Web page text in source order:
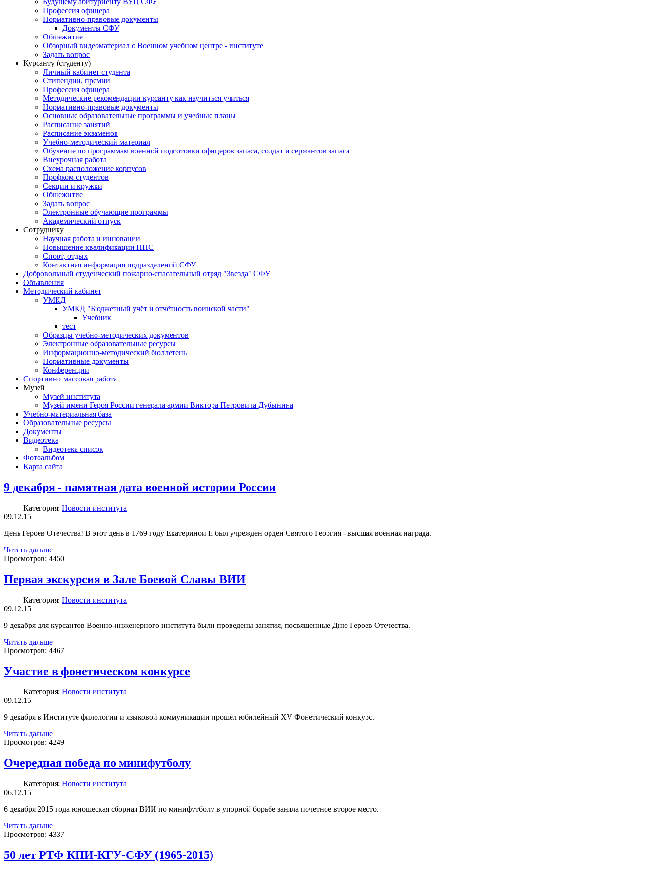
Будущему абитуриенту ВУЦ СФУ
Профессия офицера
Нормативно-правовые документы
Документы СФУ
Общежитие
Обзорный видеоматериал о Военном учебном центре - институте
Задать вопрос
Курсанту (студенту)
Личный кабинет студента
Стипендии, премии
Профессия офицера
Методические рекомендации курсанту как научиться учиться
Нормативно-правовые документы
Основные образовательные программы и учебные планы
Расписание занятий
Расписание экзаменов
Учебно-методический материал
Обучение по программам военной подготовки офицеров запаса, солдат и сержантов запаса
Внеурочная работа
Схема расположение корпусов
Профком студентов
Секции и кружки
Общежитие
Задать вопрос
Электронные обучающие программы
Академический отпуск
Сотруднику
Научная работа и инновации
Повышение квалификации ППС
Спорт, отдых
Контактная информация подразделений СФУ
Добровольный студенческий пожарно-спасательный отряд "Звезда" СФУ
Объявления
Методический кабинет
УМКД
УМКД "Бюджетный учёт и отчётность воинской части"
Учебник
тест
Образцы учебно-методических документов
Электронные образовательные ресурсы
Информационно-методический бюллетень
Нормативные документы
Конференции
Спортивно-массовая работа
Музей
Музей института
Музей имени Героя России генерала армии Виктора Петровича Дубынина
Учебно-материальная база
Образовательные ресурсы
Документы
Видеотека
Видеотека список
Фотоальбом
Карта сайта
9 декабря - памятная дата военной истории России
Категория: Новости института
09.12.15
День Героев Отечества! В этот день в 1769 году Екатериной II был учрежден орден Святого Георгия - высшая военная награда.
Читать дальше
Просмотров: 4450
Первая экскурсия в Зале Боевой Славы ВИИ
Категория: Новости института
09.12.15
9 декабря для курсантов Военно-инженерного института были проведены занятия, посвященные Дню Героев Отечества.
Читать дальше
Просмотров: 4467
Участие в фонетическом конкурсе
Категория: Новости института
09.12.15
9 декабря в Институте филологии и языковой коммуникации прошёл юбилейный XV Фонетический конкурс.
Читать дальше
Просмотров: 4249
Очередная победа по минифутболу
Категория: Новости института
06.12.15
6 декабря 2015 года юношеская сборная ВИИ по минифутболу в упорной борьбе заняла почетное второе место.
Читать дальше
Просмотров: 4337
50 лет РТФ КПИ-КГУ-СФУ (1965-2015)